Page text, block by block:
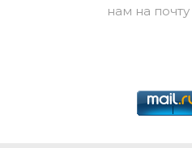
нам на почту